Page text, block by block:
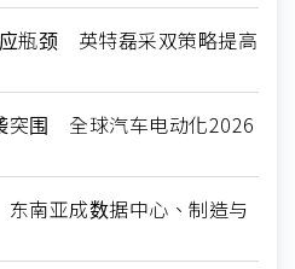
瓶颈 英特磊采双策略提高
突围 全球汽车电动化2026
南亚成数据中心、制造与